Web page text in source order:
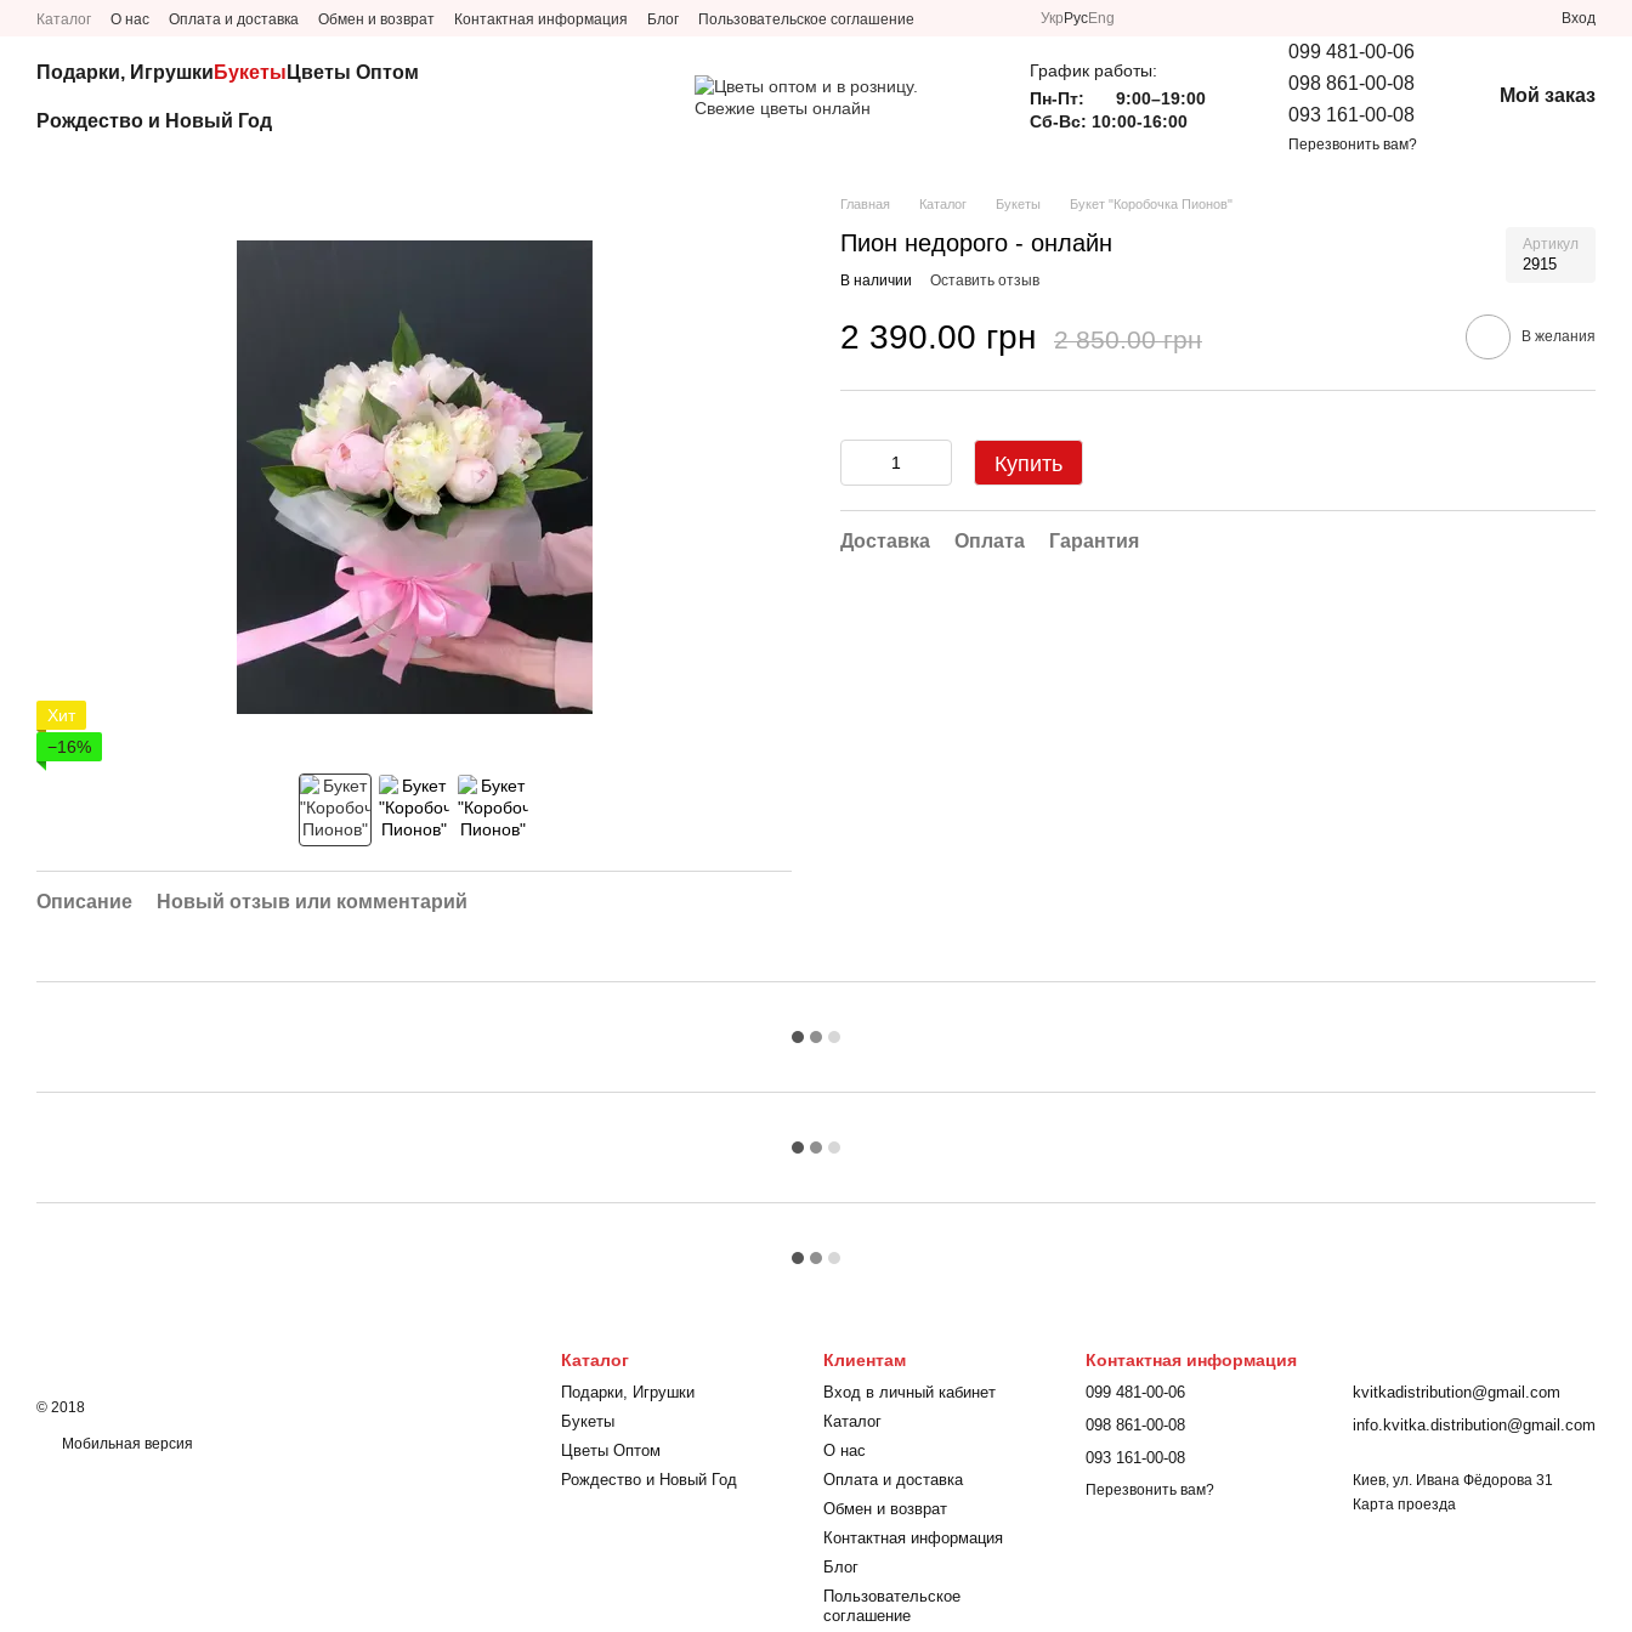
Перейти к основному контенту
Каталог О нас Оплата и доставка Обмен и возврат Контактная информация Блог Пользовательское соглашение Укр РусEng Вход
Подарки, Игрушки Букеты Цветы Оптом
Рождество и Новый Год
График работы:
Пн-Пт:
9:00–19:00
Сб-Вс: 10:00-16:00
099 481-00-06
098 861-00-08
093 161-00-08
Перезвонить вам?
Мой заказ
Хит
−16%
Описание Новый отзыв или комментарий
Главная Каталог Букеты Букет "Коробочка Пионов"
Пион недорого - онлайн Артикул
2915
В наличии Оставить отзыв
2 390.00 грн 2 850.00 грн В желания
Купить
Доставка Оплата Гарантия
© 2018
Мобильная версия
Каталог
Подарки, Игрушки
Букеты
Цветы Оптом
Рождество и Новый Год
Клиентам
Вход в личный кабинет
Каталог
О нас
Оплата и доставка
Обмен и возврат
Контактная информация
Блог
Пользовательское
соглашение
Контактная информация
099 481-00-06
098 861-00-08
093 161-00-08
Перезвонить вам?
kvitkadistribution@gmail.com
info.kvitka.distribution@gmail.com
Киев, ул. Ивана Фёдорова 31
Карта проезда